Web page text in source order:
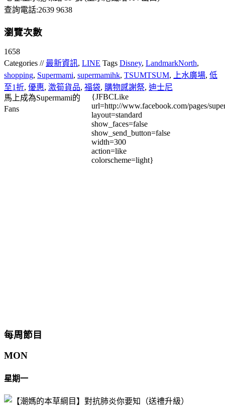
查詢電話:2639 9638
瀏覽次數
1658
Categories // 最新資訊, LINE Tags Disney, LandmarkNorth,
shopping, Supermami, supermamihk, TSUMTSUM, 上水廣場, 低
至1折, 優惠, 激筍貨品, 福袋, 購物感謝祭, 迪士尼
馬上成為Supermami的
Fans
{JFBCLike
url=http://www.facebook.com/pages/
layout=standard
show_faces=false
show_send_button=false
width=300
action=like
colorscheme=light}
每周節目
MON
星期一